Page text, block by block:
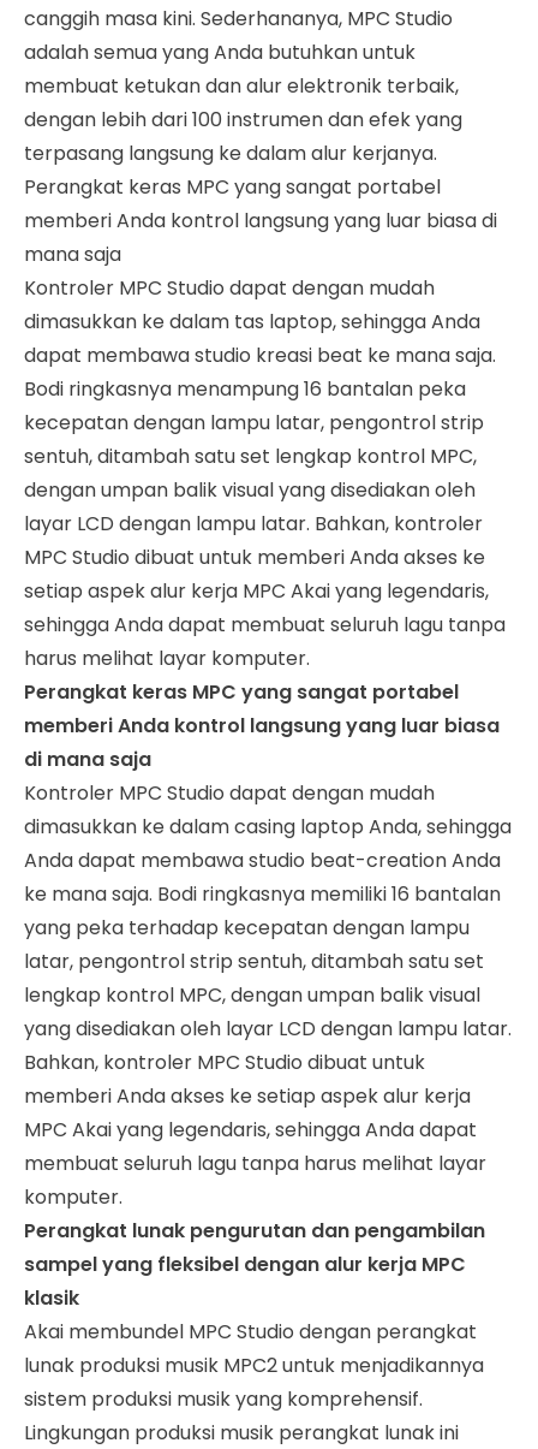
canggih masa kini. Sederhananya, MPC Studio
adalah semua yang Anda butuhkan untuk
membuat ketukan dan alur elektronik terbaik,
dengan lebih dari 100 instrumen dan efek yang
terpasang langsung ke dalam alur kerjanya.
Perangkat keras MPC yang sangat portabel
memberi Anda kontrol langsung yang luar biasa di
mana saja
Kontroler MPC Studio dapat dengan mudah
dimasukkan ke dalam tas laptop, sehingga Anda
dapat membawa studio kreasi beat ke mana saja.
Bodi ringkasnya menampung 16 bantalan peka
kecepatan dengan lampu latar, pengontrol strip
sentuh, ditambah satu set lengkap kontrol MPC,
dengan umpan balik visual yang disediakan oleh
layar LCD dengan lampu latar. Bahkan, kontroler
MPC Studio dibuat untuk memberi Anda akses ke
setiap aspek alur kerja MPC Akai yang legendaris,
sehingga Anda dapat membuat seluruh lagu tanpa
harus melihat layar komputer.
Perangkat keras MPC yang sangat portabel
memberi Anda kontrol langsung yang luar biasa
di mana saja
Kontroler MPC Studio dapat dengan mudah
dimasukkan ke dalam casing laptop Anda, sehingga
Anda dapat membawa studio beat-creation Anda
ke mana saja. Bodi ringkasnya memiliki 16 bantalan
yang peka terhadap kecepatan dengan lampu
latar, pengontrol strip sentuh, ditambah satu set
lengkap kontrol MPC, dengan umpan balik visual
yang disediakan oleh layar LCD dengan lampu latar.
Bahkan, kontroler MPC Studio dibuat untuk
memberi Anda akses ke setiap aspek alur kerja
MPC Akai yang legendaris, sehingga Anda dapat
membuat seluruh lagu tanpa harus melihat layar
komputer.
Perangkat lunak pengurutan dan pengambilan
sampel yang fleksibel dengan alur kerja MPC
klasik
Akai membundel MPC Studio dengan perangkat
lunak produksi musik MPC2 untuk menjadikannya
sistem produksi musik yang komprehensif.
Lingkungan produksi musik perangkat lunak ini